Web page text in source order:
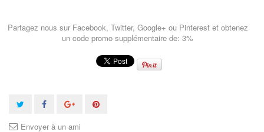
Partagez nous sur Facebook, Twitter, Google+ ou Pinterest et obtenez
un code promo supplémentaire de: 3%
Envoyer à un ami